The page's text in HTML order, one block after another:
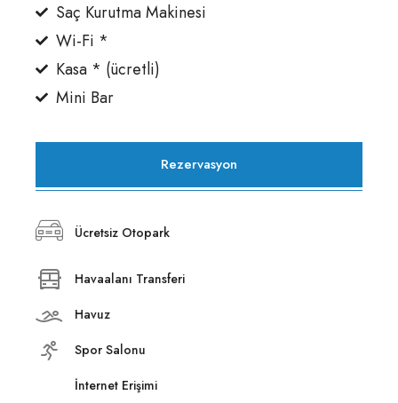
Saç Kurutma Makinesi
Wi-Fi *
Kasa * (ücretli)
Mini Bar
Rezervasyon
Ücretsiz Otopark
Havaalanı Transferi
Havuz
Spor Salonu
İnternet Erişimi